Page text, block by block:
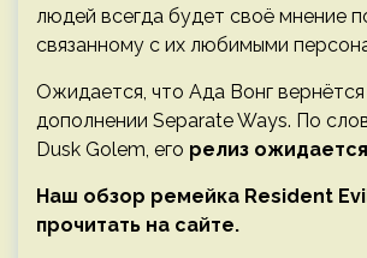
людей всегда будет своё мнение
связанному с их любимыми
Ожидается, что Ада Вонг вернётся
дополнении Separate Ways. По
Dusk Golem, его релиз
Наш обзор ремейка Resident
прочитать на сайте.